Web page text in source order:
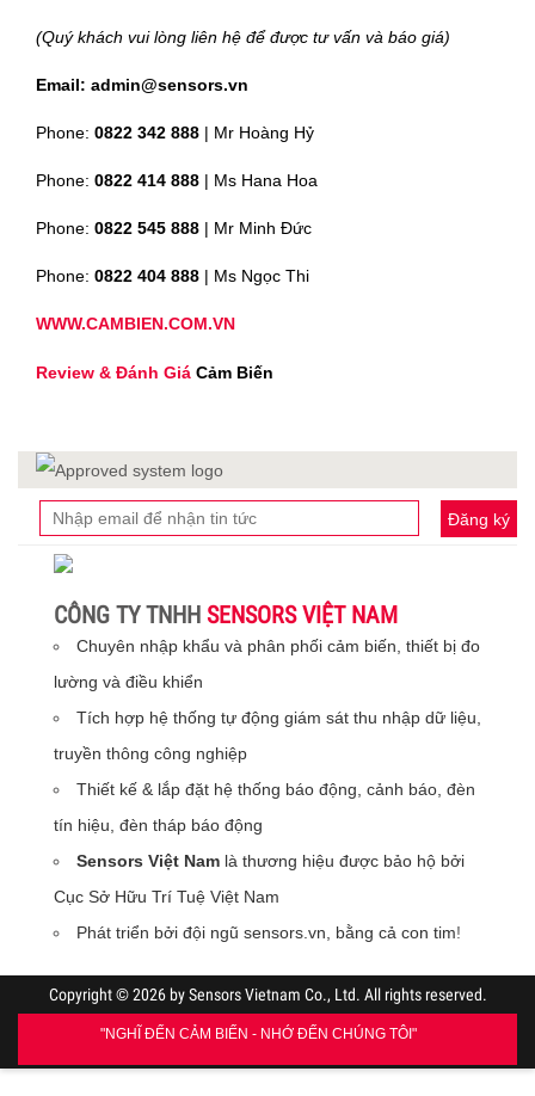
(Quý khách vui lòng liên hệ để được tư vấn và báo giá)
Email: admin@sensors.vn
Phone: 0822 342 888 | Mr Hoàng Hỷ
Phone: 0822 414 888 | Ms Hana Hoa
Phone: 0822 545 888 | Mr Minh Đức
Phone: 0822 404 888 | Ms Ngọc Thi
WWW.CAMBIEN.COM.VN
Review & Đánh Giá Cảm Biến
Đăng ký
CÔNG TY TNHH SENSORS VIỆT NAM
Chuyên nhập khẩu và phân phối cảm biến, thiết bị đo
lường và điều khiển
Tích hợp hệ thống tự động giám sát thu nhập dữ liệu,
truyền thông công nghiệp
Thiết kế & lắp đặt hệ thống báo động, cảnh báo, đèn
tín hiệu, đèn tháp báo động
Sensors Việt Nam là thương hiệu được bảo hộ bởi
Cục Sở Hữu Trí Tuệ Việt Nam
Phát triển bởi đội ngũ sensors.vn, bằng cả con tim!
Copyright © 2026 by Sensors Vietnam Co., Ltd. All rights reserved.
"NGHĨ ĐẾN CẢM BIẾN - NHỚ ĐẾN CHÚNG TÔI"